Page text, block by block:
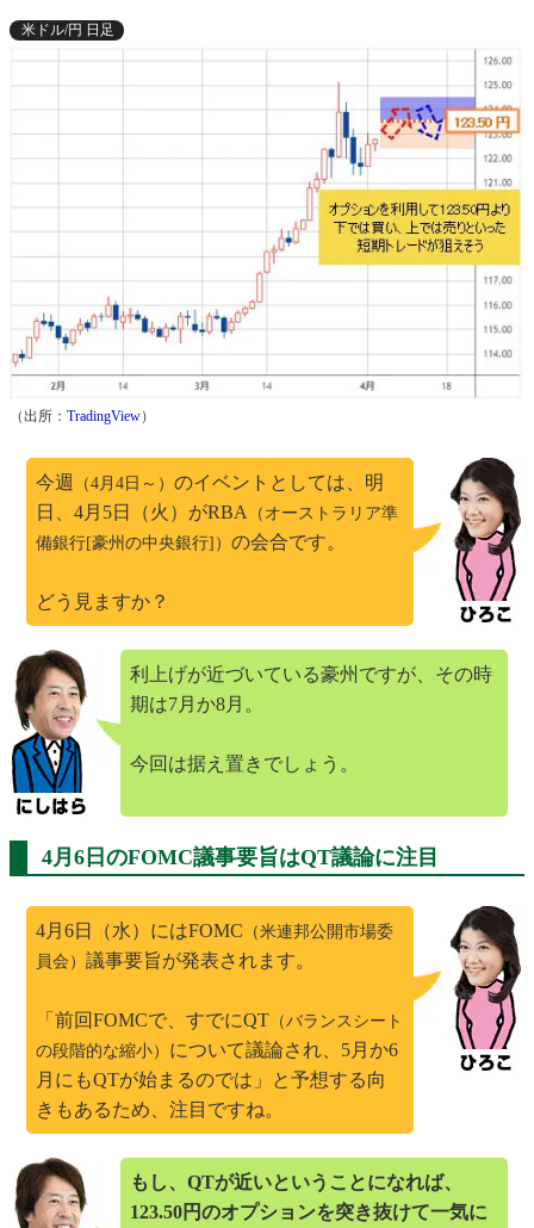
米ドル/円 日足
（出所： TradingView）
今週 （4月4日～） のイベントとしては、明
日、4月5日（火）がRBA
（オーストラリア準
備銀行[豪州の中央銀行]） の会合です。
どう見ますか？
利上げが近づいている豪州ですが、その時
期は7月か8月。
今回は据え置きでしょう。
4月6日のFOMC議事要旨はQT議論に注目
4月6日（水）にはFOMC （米連邦公開市場委
員会） 議事要旨が発表されます。
「前回FOMCで、すでにQT （バランスシート
の段階的な縮小） について議論され、5月か6
月にもQTが始まるのでは」と予想する向
きもあるため、注目ですね。
もし、QTが近いということになれば、
123.50円のオプションを突き抜けて一気に